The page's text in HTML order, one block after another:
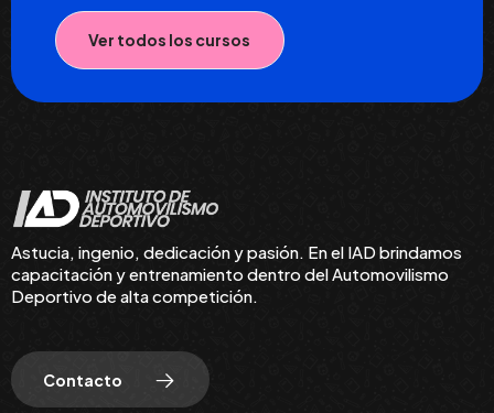
Ver todos los cursos
Astucia, ingenio, dedicación y pasión. En el IAD brindamos
capacitación y entrenamiento dentro del Automovilismo
Deportivo de alta competición.
Contacto